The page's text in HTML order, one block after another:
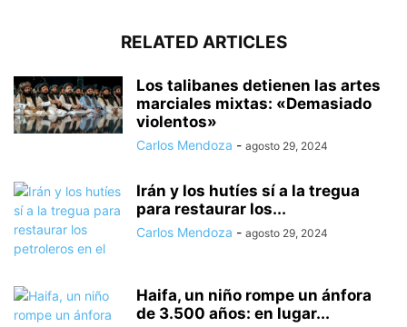
RELATED ARTICLES
Los talibanes detienen las artes
marciales mixtas: «Demasiado
violentos»
Carlos Mendoza - agosto 29, 2024
Irán y los hutíes sí a la tregua
para restaurar los...
Carlos Mendoza - agosto 29, 2024
Haifa, un niño rompe un ánfora
de 3.500 años: en lugar...